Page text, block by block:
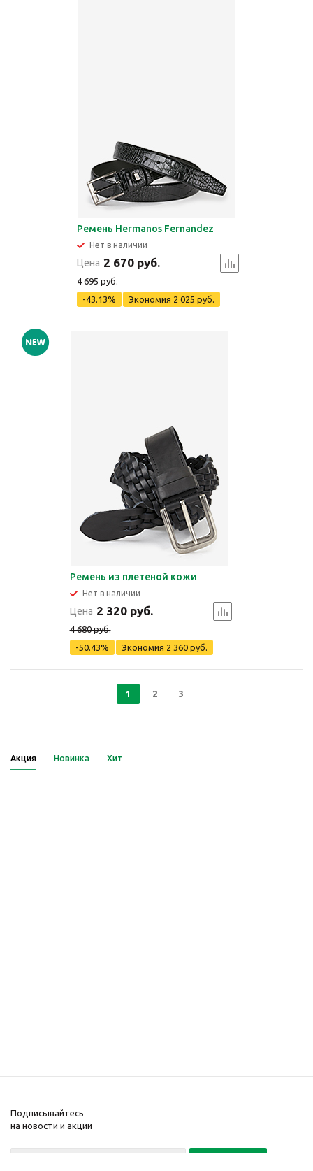
Ремень Hermanos Fernandez
Нет в наличии
Цена 2 670 руб.
4 695 руб.
-43.13%
Экономия 2 025 руб.
Ремень из плетеной кожи
Нет в наличии
Цена 2 320 руб.
4 680 руб.
-50.43%
Экономия 2 360 руб.
1 2 3
Акция Новинка Хит
Подписывайтесь
на новости и акции